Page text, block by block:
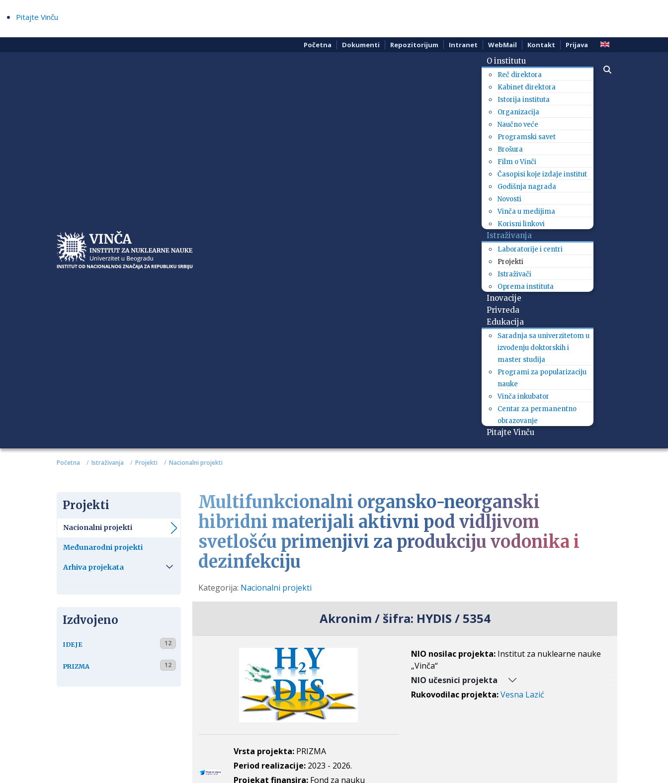
Pitajte Vinču
Početna Dokumenti Repozitorijum Intranet WebMail Kontakt Prijava
O institutu
Reč direktora
Kabinet direktora
Istorija instituta
Organizacija
Naučno veće
Programski savet
Brošura
Film o Vinči
Časopisi koje izdaje institut
Godišnja nagrada
Novosti
Vinča u medijima
Korisni linkovi
Istraživanja
Laboratorije i centri
Projekti
Istraživači
Oprema instituta
Inovacije
Privreda
Edukacija
Saradnja sa univerzitetom u
izvođenju doktorskih i
master studija
Programi za popularizaciju
nauke
Vinča inkubator
Centar za permanentno
obrazovanje
Pitajte Vinču
Početna Istraživanja Projekti Nacionalni projekti
Projekti
Nacionalni projekti
Međunarodni projekti
Arhiva projekata
Izdvojeno
IDEJE 12
PRIZMA 12
Multifunkcionalni organsko-neorganski
hibridni materijali aktivni pod vidljivom
svetlošću primenjivi za produkciju vodonika i
dezinfekciju
Detalji
Kategorija: Nacionalni projekti
Akronim / šifra: HYDIS / 5354
Vrsta projekta: PRIZMA
Period realizacije: 2023 - 2026.
Projekat finansira: Fond za nauku
NIO nosilac projekta: Institut za nuklearne nauke
„Vinča“
NIO učesnici projekta
Rukovodilac projekta:Vesna Lazić